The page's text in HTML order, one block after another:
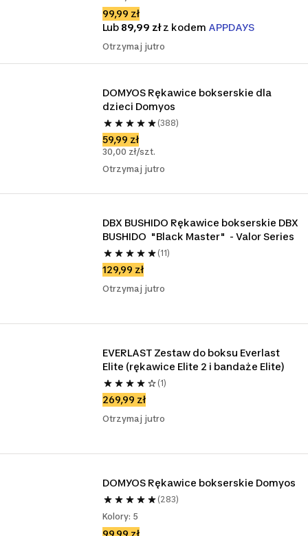
99,99 zł
Lub 89,99 złz kodem APPDAYS
Otrzymaj jutro
DOMYOS Rękawice bokserskie dla
dzieci Domyos
(388)
59,99 zł
30,00 zł/szt.
Otrzymaj jutro
DBX BUSHIDO Rękawice bokserskie DBX
BUSHIDO  "Black Master"  - Valor Series
(11)
129,99 zł
Otrzymaj jutro
EVERLAST Zestaw do boksu Everlast
Elite (rękawice Elite 2 i bandaże Elite)
(1)
269,99 zł
Otrzymaj jutro
DOMYOS Rękawice bokserskie Domyos
(283)
Kolory: 5
99,99 zł